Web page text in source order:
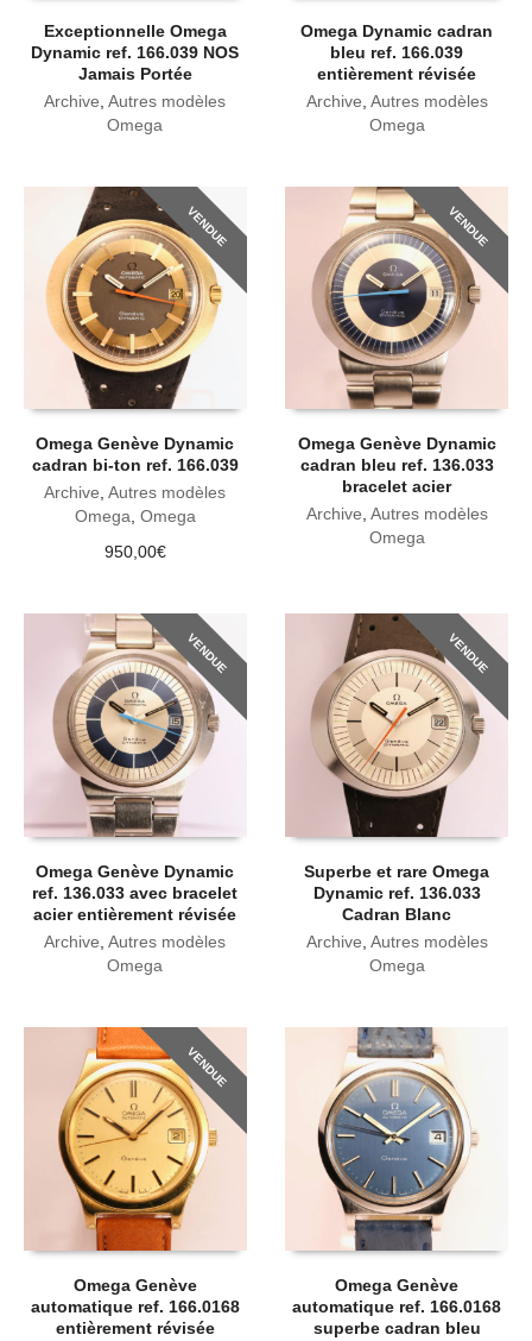
Exceptionnelle Omega
Dynamic ref. 166.039 NOS
Jamais Portée
Archive ,Autres modèles
Omega
Omega Dynamic cadran
bleu ref. 166.039
entièrement révisée
Archive Autres modèles
Omega
VENDUE
Omega Genève Dynamic
cadran bi-ton ref. 166.039
Archive,Autres modèles
Omega, Omega
950,00€
VENDUE
Omega Genève Dynamic
cadran bleu ref. 136.033
bracelet acier
Archive, Autres modèles
Omega
VENDUE
Omega Genève Dynamic
ref. 136.033 avec bracelet
acier entièrement révisée
Archive ,Autres modèles
Omega
VENDUE
Superbe et rare Omega
Dynamic ref. 136.033
Cadran Blanc
Archive Autres modèles
Omega
VENDUE
Omega Genève
automatique ref. 166.0168
entièrement révisée
Omega Genève
automatique ref. 166.0168
superbe cadran bleu